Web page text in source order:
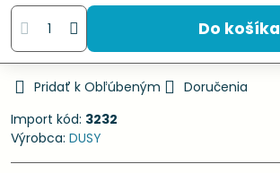
Do košíka
Pridať k Obľúbeným
Doručenia
Import kód: 3232
Výrobca: DUSY